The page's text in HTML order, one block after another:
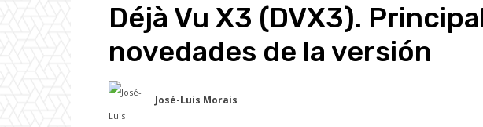
Déjà Vu X3 (DVX3).
novedades de la versión
José-Luis Morais